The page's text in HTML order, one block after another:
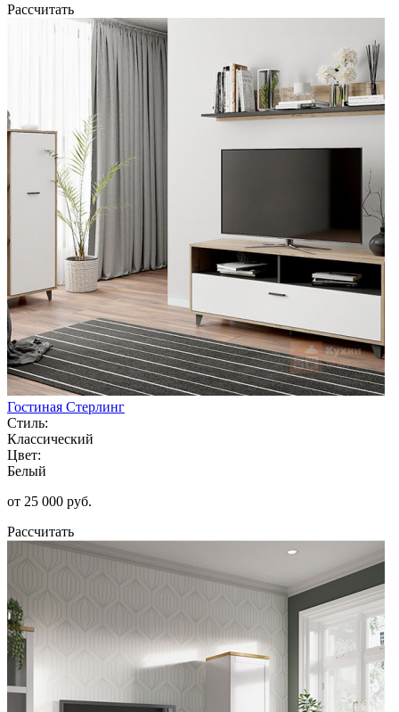
Рассчитать
Гостиная Стерлинг
Стиль:
Классический
Цвет:
Белый
от 25 000 руб.
Рассчитать